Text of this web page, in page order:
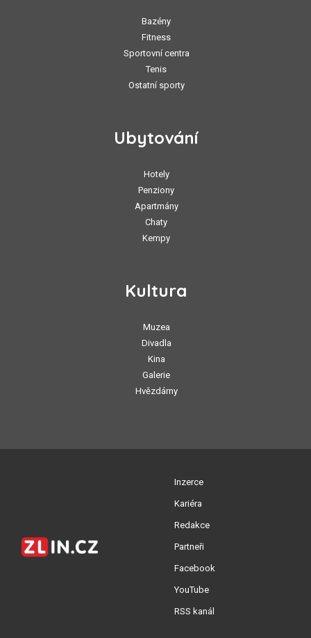
Bazény
Fitness
Sportovní centra
Tenis
Ostatní sporty
Ubytování
Hotely
Penziony
Apartmány
Chaty
Kempy
Kultura
Muzea
Divadla
Kina
Galerie
Hvězdárny
Inzerce
Kariéra
Redakce
Partneři
Facebook
YouTube
RSS kanál